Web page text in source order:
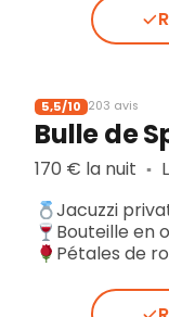
5,5/10 203 avis
Bulle de
170 € la nuit ▪︎
Jacuzzi
Bouteille en
Pétales de